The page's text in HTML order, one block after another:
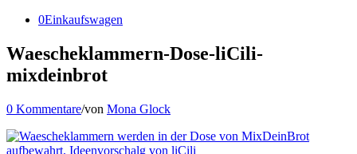
0Einkaufswagen
Waescheklammern-Dose-liCili-
mixdeinbrot
0 Kommentare/von Mona Glock